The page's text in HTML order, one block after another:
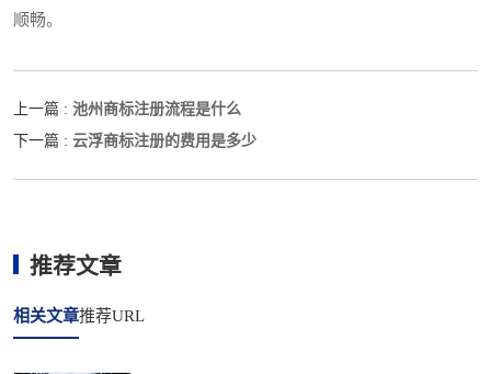
顺畅。
上一篇 : 池州商标注册流程是什么
下一篇 : 云浮商标注册的费用是多少
推荐文章
相关文章推荐URL